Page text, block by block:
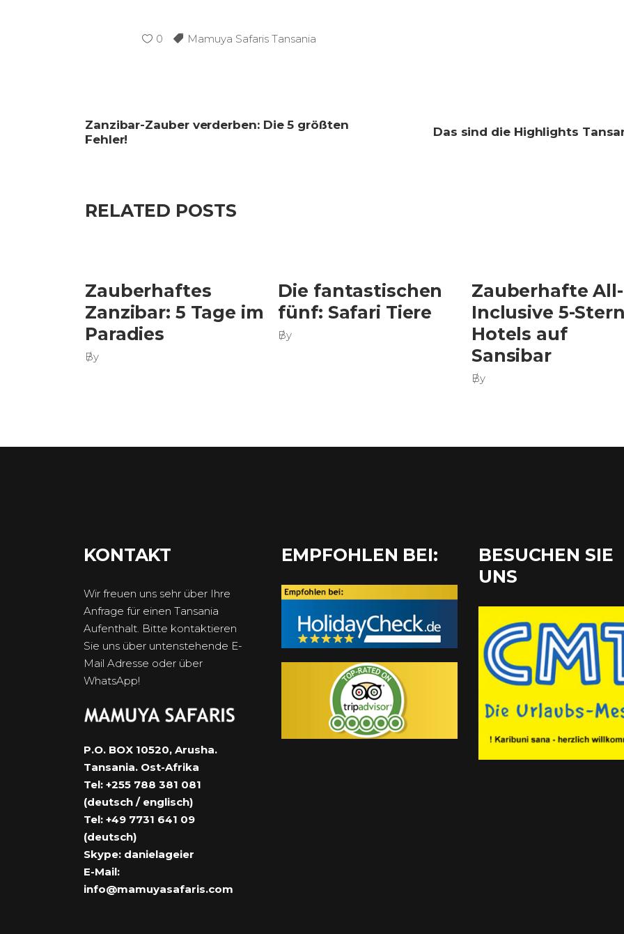
0 Mamuya Safaris Tansania
Zanzibar-Zauber verderben: Die 5 größten
Fehler!
Das sind die Highlights
RELATED POSTS
Zauberhaftes
Zanzibar: 5 Tage im
Paradies
By
Die fantastischen
fünf: Safari Tiere
By
Zauberhafte All-
Inclusive 5-
Hotels auf
Sansibar
By
KONTAKT
Wir freuen uns sehr über Ihre
Anfrage für einen Tansania
Aufenthalt. Bitte kontaktieren
Sie uns über untenstehende E-
Mail Adresse oder über
WhatsApp!
P.O. BOX 10520, Arusha.
Tansania. Ost-Afrika
Tel: +255 788 381 081
(deutsch / englisch)
Tel: +49 7731 641 09
(deutsch)
Skype: danielageier
E-Mail:
info@mamuyasafaris.com
EMPFOHLEN BEI:
BESUCHEN SIE
UNS